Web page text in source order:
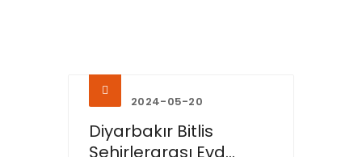
2024-05-20
Diyarbakır Bitlis
Şehirlerarası Evd...